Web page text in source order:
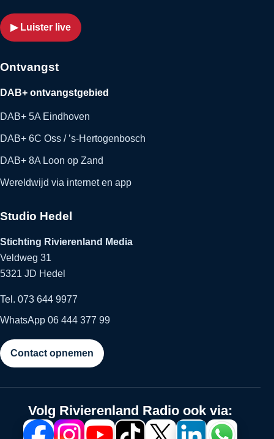
▶ Luister live
Ontvangst
DAB+ ontvangstgebied
DAB+ 5A Eindhoven
DAB+ 6C Oss / ’s-Hertogenbosch
DAB+ 8A Loon op Zand
Wereldwijd via internet en app
Studio Hedel
Stichting Rivierenland Media
Veldweg 31
5321 JD Hedel
Tel. 073 644 9977
WhatsApp 06 444 377 99
Contact opnemen
Volg Rivierenland Radio ook via: